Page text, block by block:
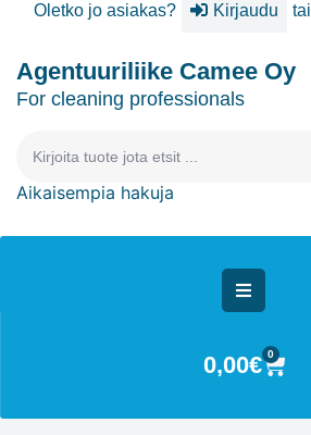
Oletko jo asiakas? Kirjaudu tai
Agentuuriliike Camee Oy
For cleaning professionals
Aikaisempia hakuja
0,00€ 0